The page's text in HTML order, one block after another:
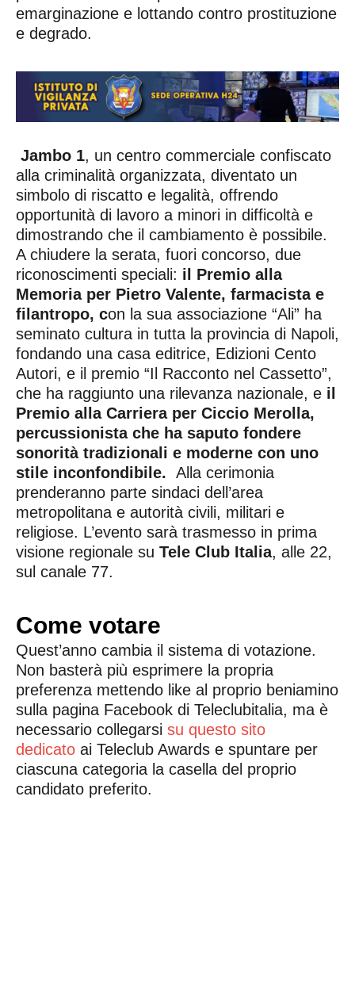
emarginazione e lottando contro prostituzione
e degrado.
Jambo 1, un centro commerciale confiscato
alla criminalità organizzata, diventato un
simbolo di riscatto e legalità, offrendo
opportunità di lavoro a minori in difficoltà e
dimostrando che il cambiamento è possibile.
A chiudere la serata, fuori concorso, due
riconoscimenti speciali: il Premio alla
Memoria per Pietro Valente, farmacista e
filantropo, con la sua associazione “Ali” ha
seminato cultura in tutta la provincia di Napoli,
fondando una casa editrice, Edizioni Cento
Autori, e il premio “Il Racconto nel Cassetto”,
che ha raggiunto una rilevanza nazionale, e il
Premio alla Carriera per Ciccio Merolla,
percussionista che ha saputo fondere
sonorità tradizionali e moderne con uno
stile inconfondibile. Alla cerimonia
prenderanno parte sindaci dell’area
metropolitana e autorità civili, militari e
religiose. L’evento sarà trasmesso in prima
visione regionale su Tele Club Italia, alle 22,
sul canale 77.
Come votare
Quest’anno cambia il sistema di votazione.
Non basterà più esprimere la propria
preferenza mettendo like al proprio beniamino
sulla pagina Facebook di Teleclubitalia, ma è
necessario collegarsi su questo sito
dedicato ai Teleclub Awards e spuntare per
ciascuna categoria la casella del proprio
candidato preferito.